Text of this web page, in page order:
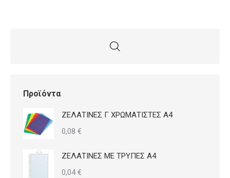
Προϊόντα
ΖΕΛΑΤΙΝΕΣ Γ ΧΡΩΜΑΤΙΣΤΕΣ Α4
0,08 €
ΖΕΛΑΤΙΝΕΣ ΜΕ ΤΡΥΠΕΣ Α4
0,04€